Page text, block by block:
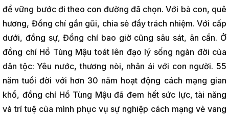
để vững bước đi theo con đường đã chọn. Với bà con, quê
hương, Đồng chí gần gũi, chia sẻ đầy trách nhiệm. Với cấp
dưới, đồng sự, Đồng chí bao giờ cũng sâu sát, ân cần. Ở
đồng chí Hồ Tùng Mậu toát lên đạo lý sống ngàn đời của
dân tộc: Yêu nước, thương nòi, nhân ái với con người. 55
năm tuổi đời với hơn 30 năm hoạt động cách mạng gian
khổ, đồng chí Hồ Tùng Mậu đã đem hết sức lực, tài năng
và trí tuệ của mình phục vụ sự nghiệp cách mạng vẻ vang